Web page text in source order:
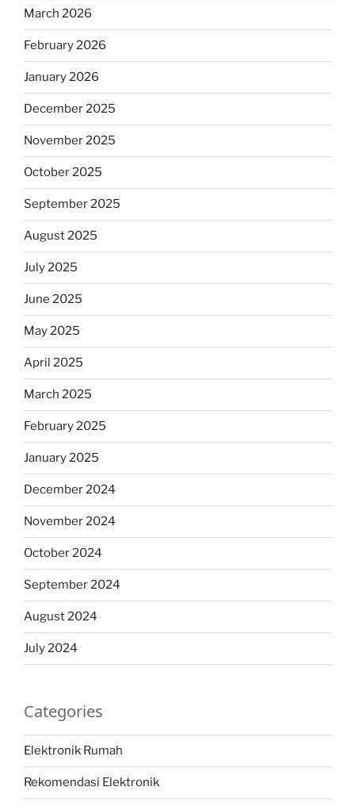
March 2026
February 2026
January 2026
December 2025
November 2025
October 2025
September 2025
August 2025
July 2025
June 2025
May 2025
April 2025
March 2025
February 2025
January 2025
December 2024
November 2024
October 2024
September 2024
August 2024
July 2024
Categories
Elektronik Rumah
Rekomendasi Elektronik